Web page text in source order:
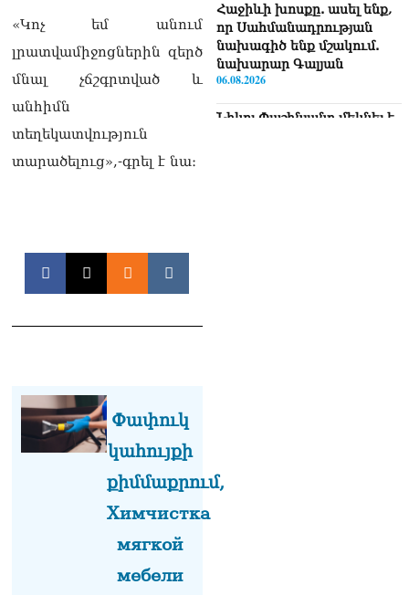
«Կոչ եմ անում
լրատվամիջոցներին զերծ
մնալ չճշգրտված և
անհիմն
տեղեկատվություն
տարածելուց»,-գրել է նա։
Փափուկ
կահույքի
քիմմաքրում,
Химчистка
мягкой
мебели
Հաջիևի խոսքը. ասել ենք,
որ Սահմանադրության
նախագիծ ենք մշակում.
նախարար Գալյան
06.08.2026
Նիկոլ Փաշինյանը մեկնել է
06.08.2026